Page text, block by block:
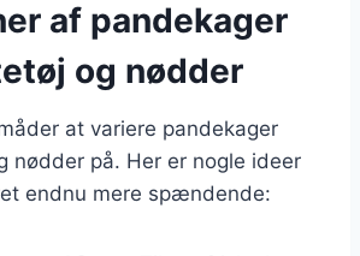
af pandekager
og nødder
at variere pandekager
nødder på. Her er nogle ideer
endnu mere spændende: